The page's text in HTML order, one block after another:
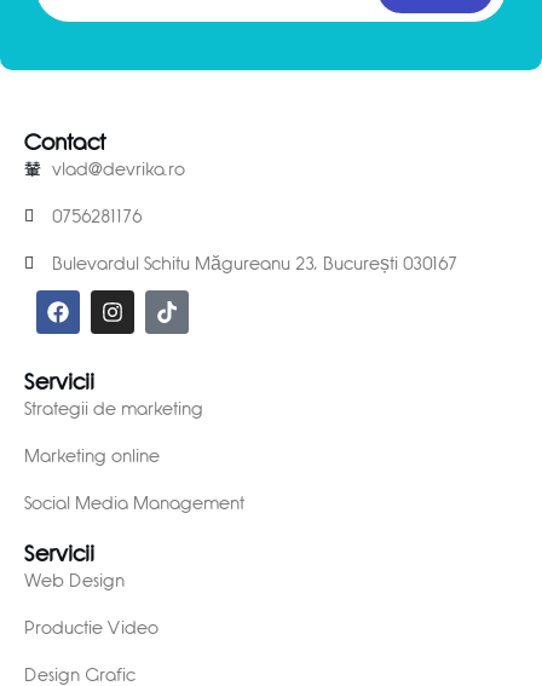
Contact
vlad@devrika.ro
0756281176
Bulevardul Schitu Măgureanu 23, București 030167
Servicii
Strategii de marketing
Marketing online
Social Media Management
Servicii
Web Design
Productie Video
Design Grafic